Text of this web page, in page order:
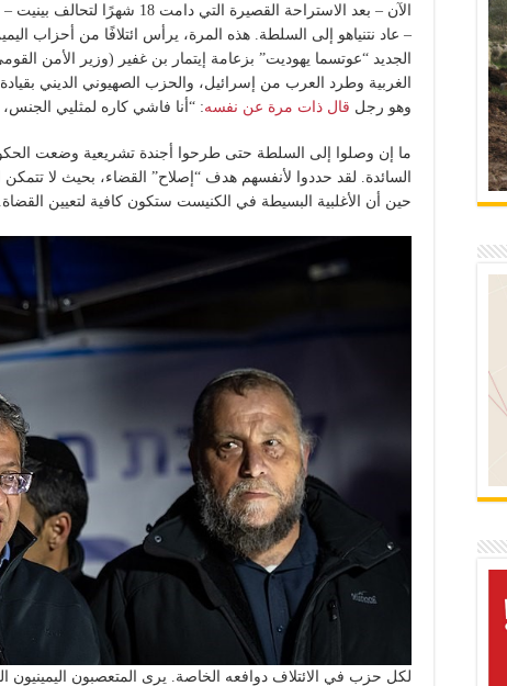
الآن – بعد الاستراحة القصيرة التي
– عاد نتنياهو إلى السلطة. هذه المرة، يرأس ائتلافًا من أحزاب
الجديد “عوتسما يهوديت” بزعامة إيتمار بن غفير (وزير الأمن
الغربية وطرد العرب من إسرائيل، والحزب الصهيوني الديني
وهو رجل قال ذات مرة عن نفسه: “أنا فاشي كاره لمثليي
ما إن وصلوا إلى السلطة حتى طرحوا أجندة تشريعية وضعت
السائدة. لقد حددوا لأنفسهم هدف “إصلاح” القضاء، بحيث لا
حين أن الأغلبية البسيطة في الكنيست ستكون كافية لتعيين القضاة.
لكل حزب في الائتلاف دوافعه الخاصة. يرى المتعصبون